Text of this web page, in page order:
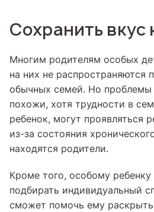
Сохранить вкус
Многим родителям особых
на них не распространяются
обычных семей. Но проблемы
похожи, хотя трудности в
ребенок, могут проявляться
из-за состояния
находятся родители.
Кроме того, особому ребенку
подбирать индивидуальный
сможет помочь ему